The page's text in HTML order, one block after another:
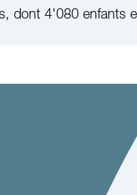
dont 4'080 enfants